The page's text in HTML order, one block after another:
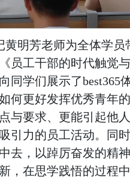
黄明芳老师为全体学员
员工干部的时代触觉
同学们展示了best365
何更好发挥优秀青年
与要求、更能引起他
引力的员工活动。同
去，以踔厉奋发的精
，在思学践悟的过程